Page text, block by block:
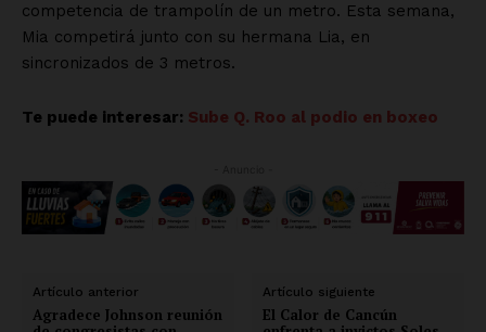
competencia de trampolín de un metro. Esta semana,
Mia competirá junto con su hermana Lia, en
sincronizados de 3 metros.
Te puede interesar: Sube Q. Roo al podio en boxeo
Artículo anterior
Agradece Johnson reunión
Artículo siguiente
El Calor de Cancún